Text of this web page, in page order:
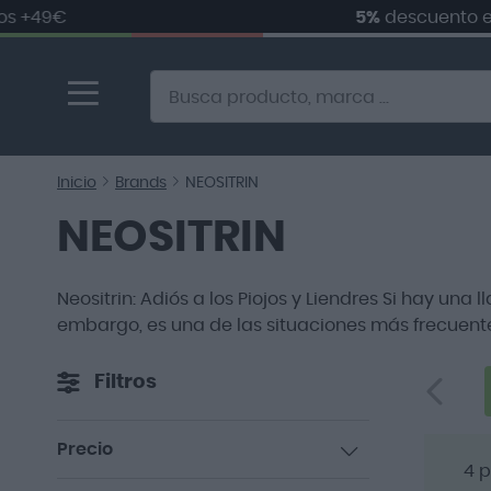
descuento entu
contenido
Alternative to Doofinder Ecommerce Search
Inicio Brands NEOSITRIN
NEOSITRIN
Neositrin: Adiós a los Piojos y Liendres Si hay
embargo, es una de las situaciones más
4
Filtros
Precio